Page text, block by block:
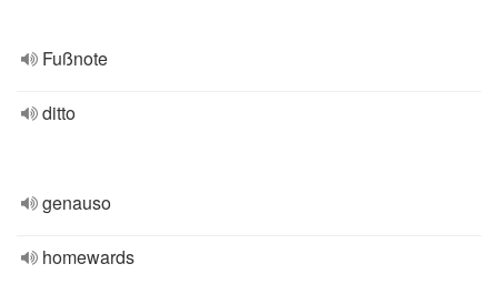
Fußnote
ditto
genauso
homewards